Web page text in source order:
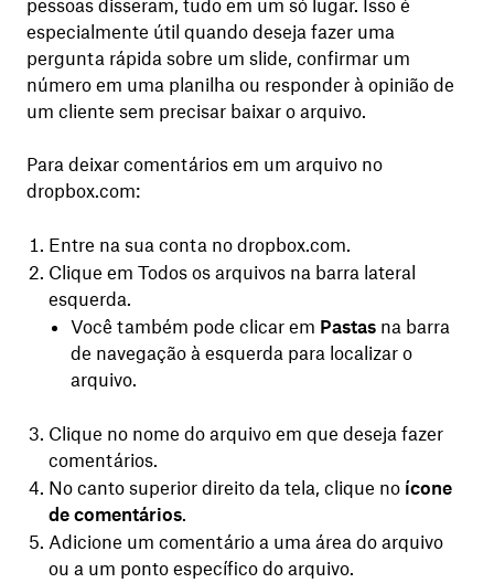
pessoas disseram, tudo em um só lugar. Isso é
especialmente útil quando deseja fazer uma
pergunta rápida sobre um slide, confirmar um
número em uma planilha ou responder à opinião de
um cliente sem precisar baixar o arquivo.
Para deixar comentários em um arquivo no
dropbox.com:
Entre na sua conta no dropbox.com.
Clique em Todos os arquivos na barra lateral
esquerda.
Você também pode clicar em Pastas na barra
de navegação à esquerda para localizar o
arquivo.
Clique no nome do arquivo em que deseja fazer
comentários.
No canto superior direito da tela, clique no ícone
de comentários.
Adicione um comentário a uma área do arquivo
ou a um ponto específico do arquivo.